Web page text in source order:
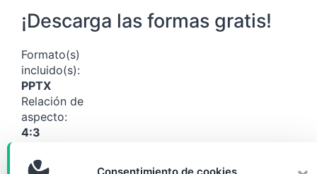
Consentimiento de cookies
¡Descarga las formas gratis!
Formato(s)
incluido(s):
PPTX
Relación de
aspecto:
4:3
195 KB